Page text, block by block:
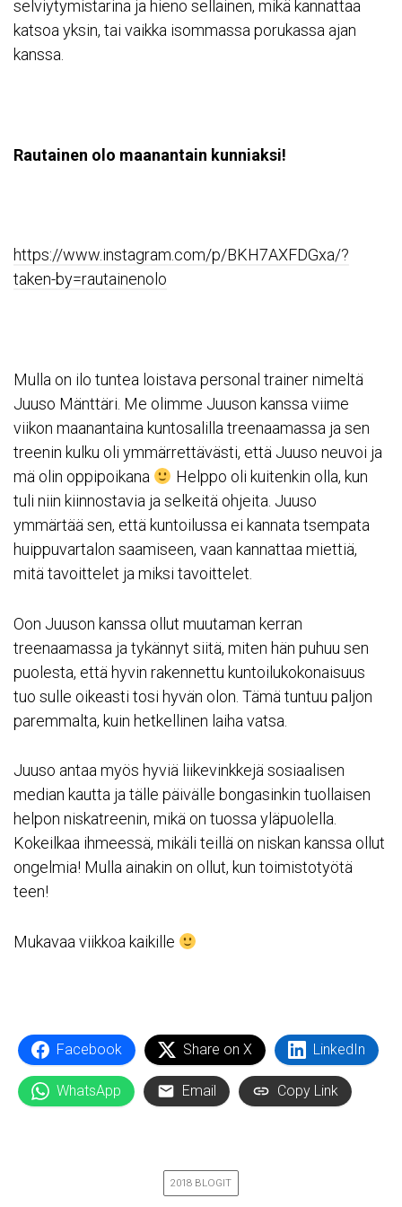
selviytymistarina ja hieno sellainen, mikä kannattaa
katsoa yksin, tai vaikka isommassa porukassa ajan
kanssa.
Rautainen olo maanantain kunniaksi!
https://www.instagram.com/p/BKH7AXFDGxa/?
taken-by=rautainenolo
Mulla on ilo tuntea loistava personal trainer nimeltä
Juuso Mänttäri. Me olimme Juuson kanssa viime
viikon maanantaina kuntosalilla treenaamassa ja sen
treenin kulku oli ymmärrettävästi, että Juuso neuvoi ja
mä olin oppipoikana
Helppo oli kuitenkin olla, kun
tuli niin kiinnostavia ja selkeitä ohjeita. Juuso
ymmärtää sen, että kuntoilussa ei kannata tsempata
huippuvartalon saamiseen, vaan kannattaa miettiä,
mitä tavoittelet ja miksi tavoittelet.
Oon Juuson kanssa ollut muutaman kerran
treenaamassa ja tykännyt siitä, miten hän puhuu sen
puolesta, että hyvin rakennettu kuntoilukokonaisuus
tuo sulle oikeasti tosi hyvän olon. Tämä tuntuu paljon
paremmalta, kuin hetkellinen laiha vatsa.
Juuso antaa myös hyviä liikevinkkejä sosiaalisen
median kautta ja tälle päivälle bongasinkin tuollaisen
helpon niskatreenin, mikä on tuossa yläpuolella.
Kokeilkaa ihmeessä, mikäli teillä on niskan kanssa ollut
ongelmia! Mulla ainakin on ollut, kun toimistotyötä
teen!
Mukavaa viikkoa kaikille
Facebook Share on X LinkedIn
WhatsApp Email Copy Link
2018 BLOGIT